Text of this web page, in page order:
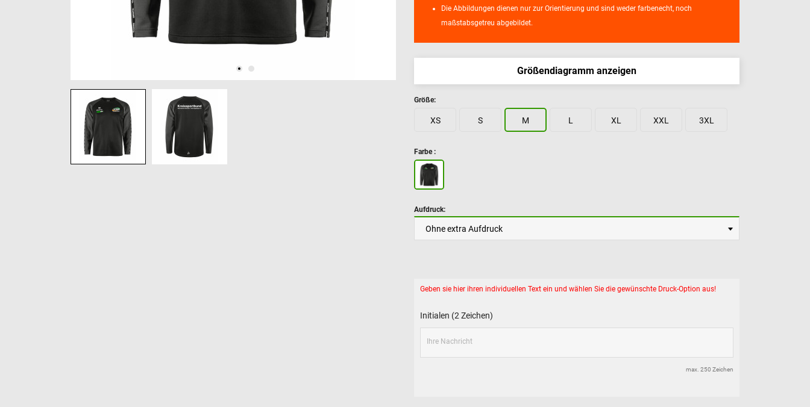
Die Abbildungen dienen nur zur Orientierung und sind weder farbenecht, noch
maßstabsgetreu abgebildet.
Größendiagramm anzeigen
Größe:
XS S M L XL XXL 3XL
Farbe :
Aufdruck:
Geben sie hier ihren individuellen Text ein und wählen Sie die gewünschte Druck-Option aus!
Initialen (2 Zeichen)
max. 250 Zeichen